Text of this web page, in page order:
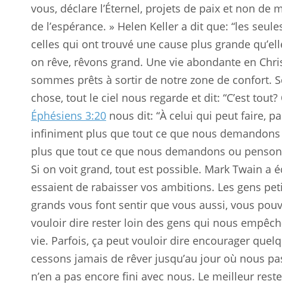
vous, déclare l’Éternel, projets de paix et non de
de l’espérance. » Helen Keller a dit que: “les
celles qui ont trouvé une cause plus grande
on rêve, rêvons grand. Une vie abondante en
sommes prêts à sortir de notre zone de confort.
chose, tout le ciel nous regarde et dit: “C’est tout?
Éphésiens 3:20 nous dit: “À celui qui peut faire,
infiniment plus que tout ce que nous
plus que tout ce que nous demandons ou
Si on voit grand, tout est possible. Mark Twain a
essaient de rabaisser vos ambitions. Les gens
grands vous font sentir que vous aussi, vous
vouloir dire rester loin des gens qui nous
vie. Parfois, ça peut vouloir dire encourager
cessons jamais de rêver jusqu’au jour où nous
n’en a pas encore fini avec nous. Le meilleur